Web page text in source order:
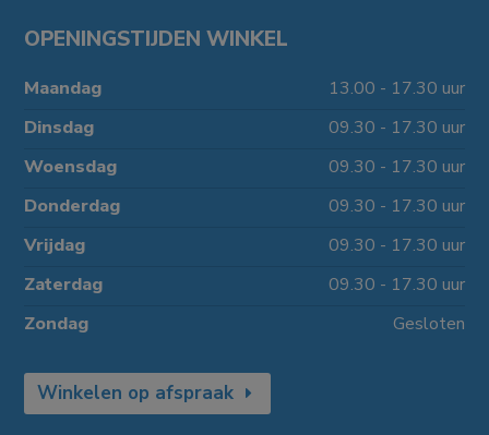
OPENINGSTIJDEN WINKEL
Maandag
13.00 - 17.30 uur
Dinsdag
09.30 - 17.30 uur
Woensdag
09.30 - 17.30 uur
Donderdag
09.30 - 17.30 uur
Vrijdag
09.30 - 17.30 uur
Zaterdag
09.30 - 17.30 uur
Zondag
Gesloten
Winkelen op afspraak